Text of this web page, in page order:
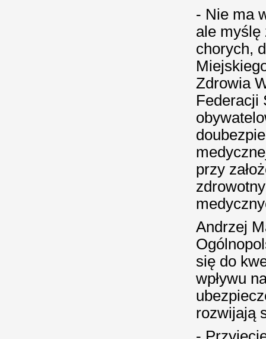
- Nie ma
ale myślę
chorych,
Zdrowia
Federacji
przy
Andrzej
się do
wpływu
rozwijają